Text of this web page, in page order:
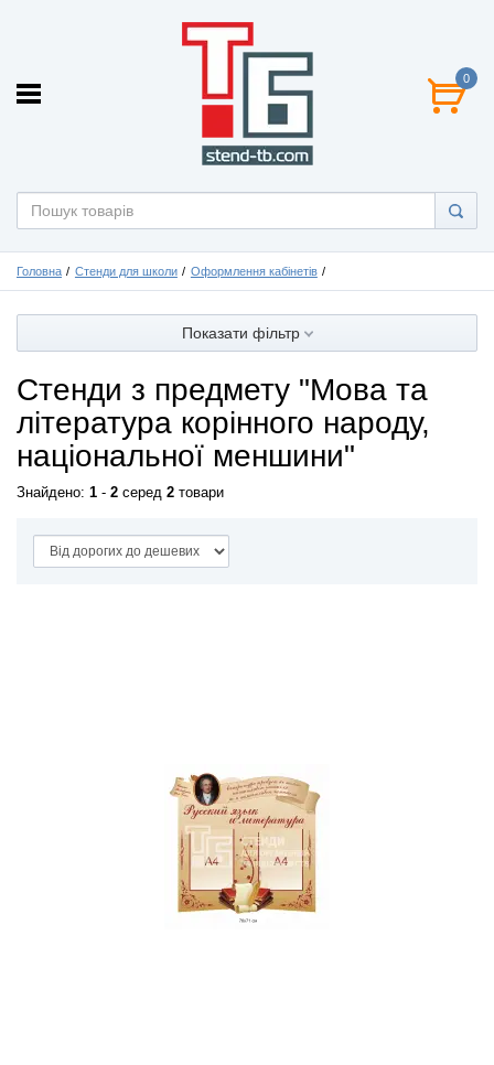
0
Головна Стенди для школи Оформлення кабінетів
Показати фільтр
Стенди з предмету "Мова та
література корінного народу,
національної меншини"
Знайдено: 1 - 2 серед 2 товари